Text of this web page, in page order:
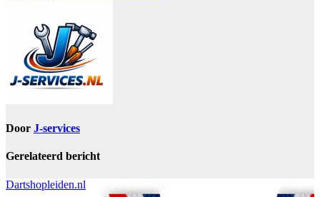
Door J-services
Gerelateerd bericht
Dartshopleiden.nl